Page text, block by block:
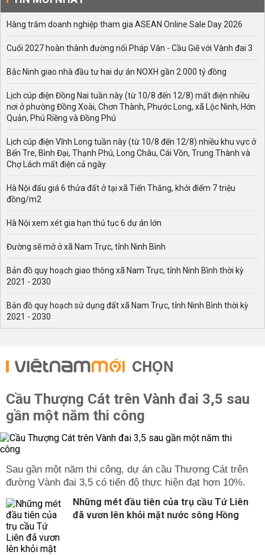
Hàng trăm doanh nghiệp tham gia ASEAN Online Sale Day 2026
Cuối 2027 hoàn thành đường nối Pháp Vân - Cầu Giẽ với Vành đai 3
Bắc Ninh giao nhà đầu tư hai dự án NOXH gần 2.000 tỷ đồng
Lịch cúp điện Đồng Nai tuần này (từ 10/8 đến 12/8) mất điện nhiều
nơi ở phường Đồng Xoài, Chơn Thành, Phước Long, xã Lộc Ninh, Hớn
Quản, Phú Riềng và Đồng Phú
Lịch cúp điện Vĩnh Long tuần này (từ 10/8 đến 12/8) nhiều khu vực ở
Bến Tre, Bình Đại, Thạnh Phú, Long Châu, Cái Vồn, Trung Thành và
Chợ Lách mất điện cả ngày
Hà Nội đấu giá 6 thửa đất ở tại xã Tiến Thắng, khởi điểm 7 triệu
đồng/m2
Hà Nội xem xét gia hạn thủ tục 6 dự án lớn
Đường sẽ mở ở xã Nam Trực, tỉnh Ninh Bình
Bản đồ quy hoạch giao thông xã Nam Trực, tỉnh Ninh Bình thời kỳ
2021 - 2030
Bản đồ quy hoạch sử dụng đất xã Nam Trực, tỉnh Ninh Bình thời kỳ
2021 - 2030
CHỌN
Cầu Thượng Cát trên Vành đai 3,5 sau
gần một năm thi công
Sau gần một năm thi công, dự án cầu Thượng Cát trên
đường Vành đai 3,5 có tiến độ thực hiện đạt hơn 10%.
Những mét đầu tiên của trụ cầu Tứ Liên
đã vươn lên khỏi mặt nước sông Hồng